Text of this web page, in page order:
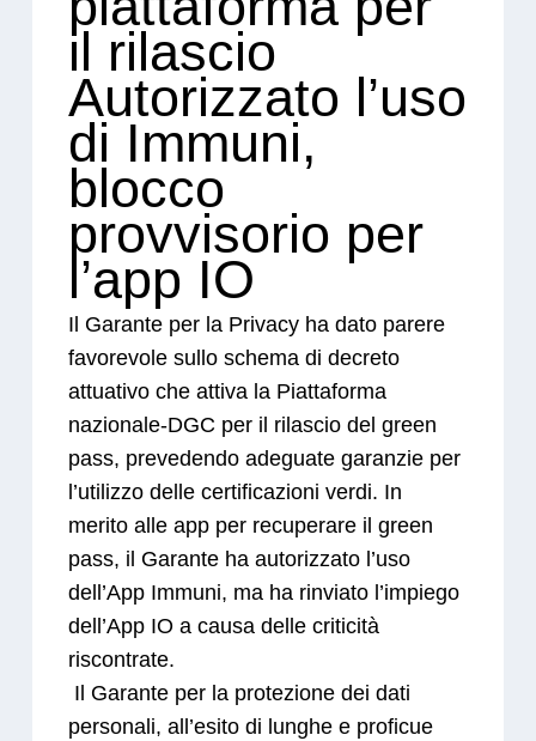
il rilascio
Autorizzato l’uso
di Immuni,
blocco
provvisorio per
l’app IO
Il Garante per la Privacy ha dato parere
favorevole sullo schema di decreto
attuativo che attiva la Piattaforma
nazionale-DGC per il rilascio del green
pass, prevedendo adeguate garanzie per
l’utilizzo delle certificazioni verdi. In
merito alle app per recuperare il green
pass, il Garante ha autorizzato l’uso
dell’App Immuni, ma ha rinviato l’impiego
dell’App IO a causa delle criticità
riscontrate.
Il Garante per la protezione dei dati
personali, all’esito di lunghe e proficue